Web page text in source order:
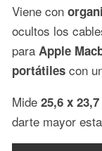
Viene con
ocultos los
para Apple
portátiles con
Mide 25,6 x
darte mayor